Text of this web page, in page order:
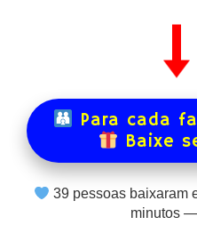
Para cada
Baixe
39pessoas baixaram
minutos